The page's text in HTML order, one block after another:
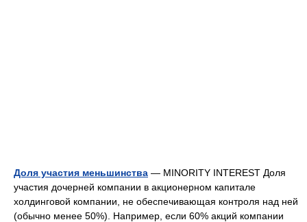
Доля участия меньшинства — MINORITY INTEREST Доля
участия дочерней компании в акционерном капитале
холдинговой компании, не обеспечивающая контроля над ней
(обычно менее 50%). Например, если 60% акций компании